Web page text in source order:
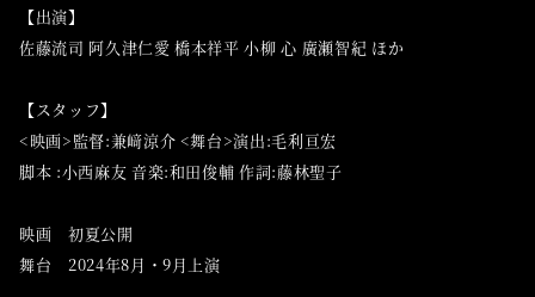
【出演】
佐藤流司 阿久津仁愛 橋本祥平 小柳 心 廣瀬智紀 ほか
【スタッフ】
<映画>監督:兼﨑涼介 <舞台>演出:毛利亘宏
脚本 :小西麻友 音楽:和田俊輔 作詞:藤林聖子
映画 初夏公開
舞台 2024年8月・9月上演